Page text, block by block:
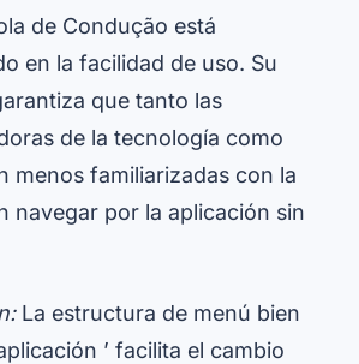
de Condução está
en la facilidad de uso. Su
que tanto las
de la tecnología como
menos familiarizadas con la
navegar por la aplicación sin
La estructura de menú bien
’ facilita el cambio